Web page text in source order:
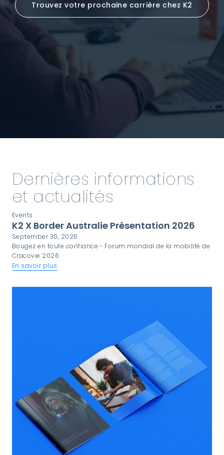
Trouvez votre prochaine carrière chez K2
Dernières informations
et actualités
Events
K2 X Border Australie Présentation 2026
September 30, 2026
Bougez en toute confiance - Forum mondial de la mobilité de
Cracovie 2026
En savoir plus